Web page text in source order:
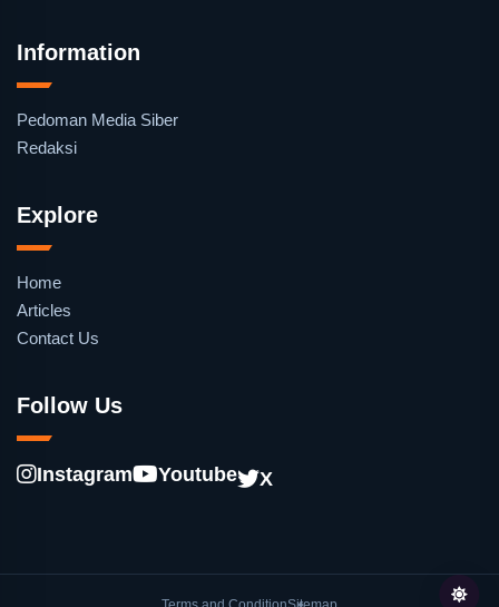
Information
Pedoman Media Siber
Redaksi
Explore
Home
Articles
Contact Us
Follow Us
Instagram Youtube X